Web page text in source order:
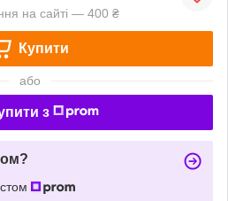
на сайті — 400 ₴
Купити
або
з